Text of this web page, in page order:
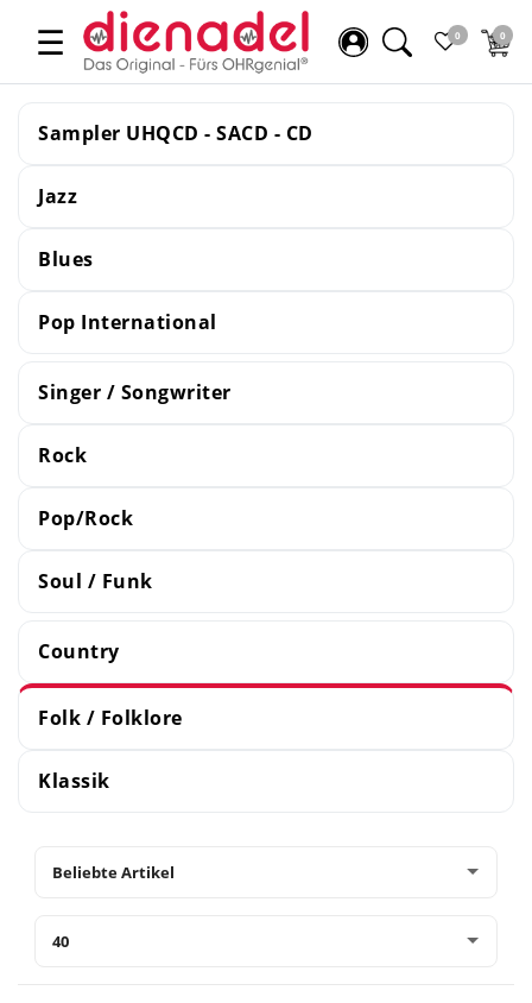
☰ 0 0
Sampler UHQCD - SACD - CD
Jazz
Blues
Pop International
Singer / Songwriter
Rock
Pop/Rock
Soul / Funk
Country
Folk / Folklore
Klassik